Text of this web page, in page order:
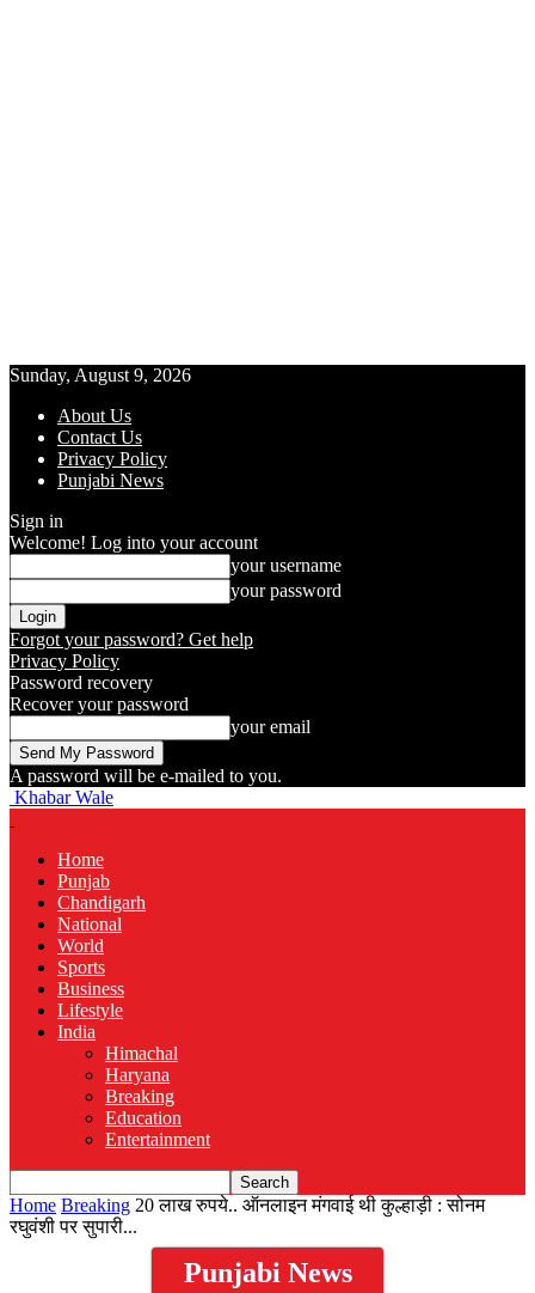
Sunday, August 9, 2026
About Us
Contact Us
Privacy Policy
Punjabi News
Sign in
Welcome! Log into your account
your username
your password
Forgot your password? Get help
Privacy Policy
Password recovery
Recover your password
your email
A password will be e-mailed to you.
Khabar Wale
Home
Punjab
Chandigarh
National
World
Sports
Business
Lifestyle
India
Himachal
Haryana
Breaking
Education
Entertainment
Home Breaking 20 लाख रुपये.. ऑनलाइन मंगवाई थी कुल्हाड़ी : सोनम
रघुवंशी पर सुपारी...
Punjabi News